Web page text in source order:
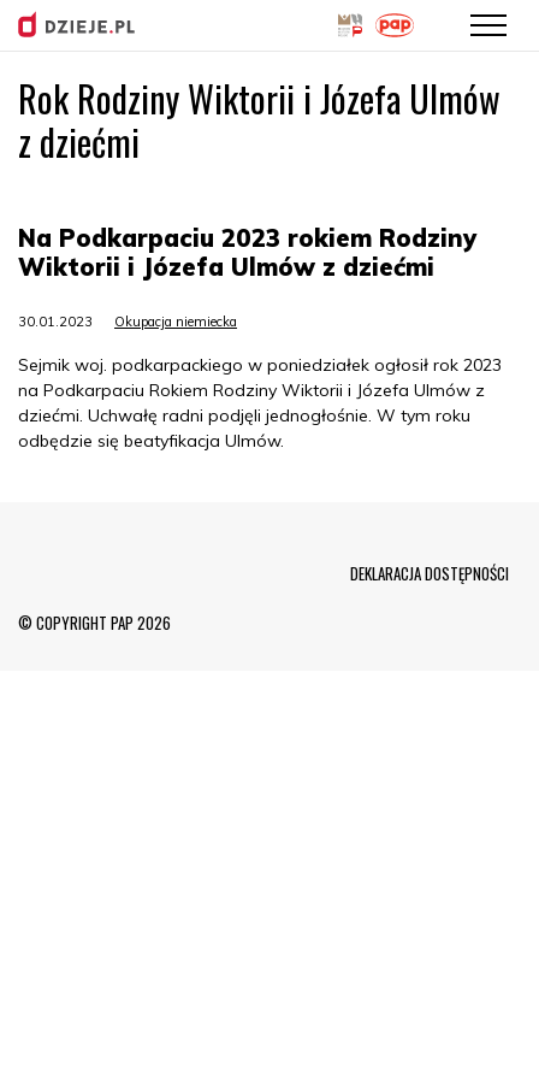
Przejdź
do
Rok Rodziny Wiktorii i Józefa Ulmów
z dziećmi
Na Podkarpaciu 2023 rokiem Rodziny
Wiktorii i Józefa Ulmów z dziećmi
30.01.2023 Okupacja niemiecka
Sejmik woj. podkarpackiego w poniedziałek ogłosił rok 2023
na Podkarpaciu Rokiem Rodziny Wiktorii i Józefa Ulmów z
dziećmi. Uchwałę radni podjęli jednogłośnie. W tym roku
odbędzie się beatyfikacja Ulmów.
© COPYRIGHT PAP 2026
DEKLARACJA DOSTĘPNOŚCI